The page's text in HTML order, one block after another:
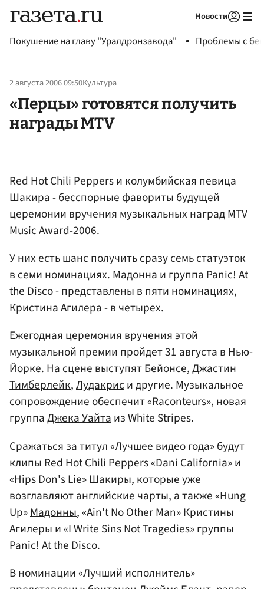
Новости
Покушение на главу "Уралдронзавода" Проблемы с
2 августа 2006 09:50Культура
«Перцы» готовятся получить
награды MTV
Red Hot Chili Peppers и колумбийская певица
Шакира - бесспорные фавориты будущей
церемонии вручения музыкальных наград MTV
Music Award-2006.
У них есть шанс получить сразу семь статуэток
в семи номинациях. Мадонна и группа Panic! At
the Disco - представлены в пяти номинациях,
Кристина Агилера- в четырех.
Ежегодная церемония вручения этой
музыкальной премии пройдет 31 августа в Нью-
Йорке. На сцене выступят Бейонсе,Джастин
Тимберлейк,Лудакриси другие. Музыкальное
сопровождение обеспечит «Raconteurs», новая
группаДжека Уайтаиз White Stripes.
Сражаться за титул «Лучшее видео года» будут
клипы Red Hot Chili Peppers «Dani California» и
«Hips Don's Lie» Шакиры, которые уже
возглавляют английские чарты, а также «Hung
Up»Мадонны, «Ain't No Other Man» Кристины
Агилеры и «I Write Sins Not Tragedies» группы
Panic! At the Disco.
В номинации «Лучший исполнитель»